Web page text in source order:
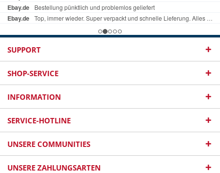
SUPPORT
SHOP-SERVICE
INFORMATION
SERVICE-HOTLINE
UNSERE COMMUNITIES
UNSERE ZAHLUNGSARTEN